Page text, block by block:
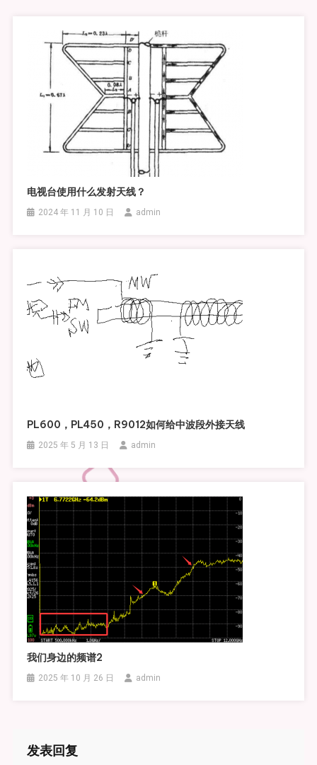
电视台使用什么发射天线？
2024 年 11 月 10 日 admin
PL600，PL450，R9012如何给中波段外接天线
2025 年 5 月 13 日 admin
我们身边的频谱2
2025 年 10 月 26 日 admin
发表回复